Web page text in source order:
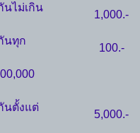
ไม่เกิน
1,000.-
นทุก
100.-
นตั้งแต่
5,000.-